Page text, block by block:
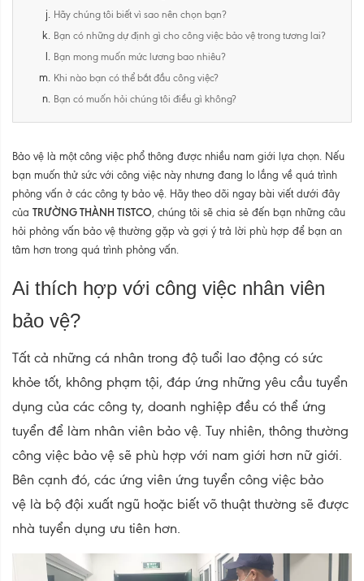
Hãy chúng tôi biết vì sao nên chọn bạn?
Bạn có những dự định gì cho công việc bảo vệ trong tương lai?
Bạn mong muốn mức lương bao nhiêu?
Khi nào bạn có thể bắt đầu công việc?
Bạn có muốn hỏi chúng tôi điều gì không?
Bảo vệ là một công việc phổ thông được nhiều nam giới lựa chọn. Nếu
bạn muốn thử sức với công việc này nhưng đang lo lắng về quá trình
phỏng vấn ở các công ty bảo vệ. Hãy theo dõi ngay bài viết dưới đây
của TRƯỜNG THÀNH TISTCO, chúng tôi sẽ chia sẻ đến bạn những câu
hỏi phỏng vấn bảo vệ thường gặp và gợi ý trả lời phù hợp để bạn an
tâm hơn trong quá trình phỏng vấn.
Ai thích hợp với công việc nhân viên
bảo vệ?
Tất cả những cá nhân trong độ tuổi lao động có sức
khỏe tốt, không phạm tội, đáp ứng những yêu cầu tuyển
dụng của các công ty, doanh nghiệp đều có thể ứng
tuyển để làm nhân viên bảo vệ. Tuy nhiên, thông thường
công việc bảo vệ sẽ phù hợp với nam giới hơn nữ giới.
Bên cạnh đó, các ứng viên ứng tuyển công việc bảo
vệ là bộ đội xuất ngũ hoặc biết võ thuật thường sẽ được
nhà tuyển dụng ưu tiên hơn.